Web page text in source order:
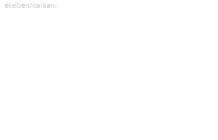
ételben/italban.